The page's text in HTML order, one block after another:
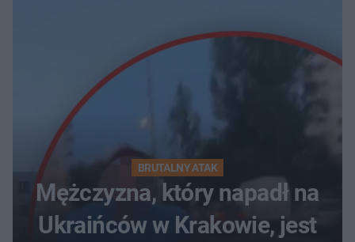
BRUTALNY ATAK
Mężczyzna, który napadł na
Ukraińców w Krakowie, jest